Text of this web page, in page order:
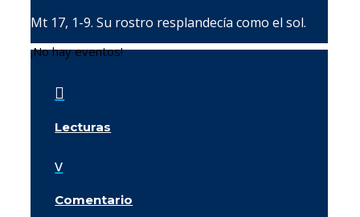
Mt 17, 1-9. Su rostro resplandecía como el sol.
¡No hay eventos!

Lecturas
v
Comentario